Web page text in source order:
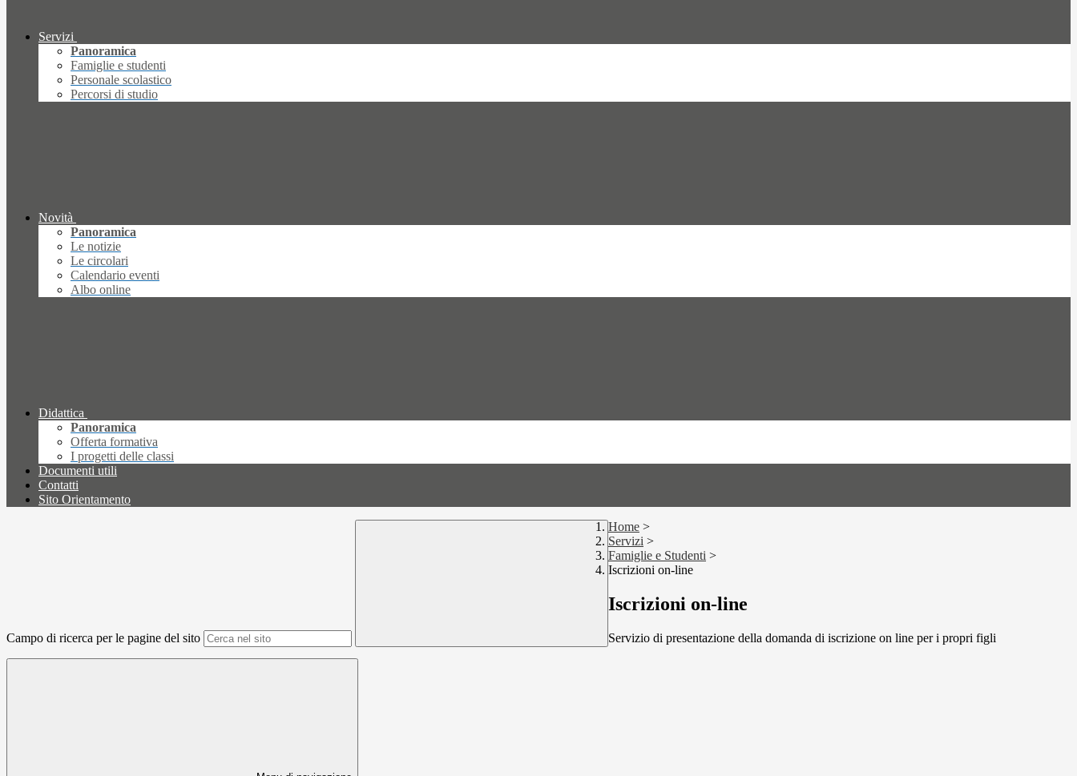
Servizi
Panoramica
Famiglie e studenti
Personale scolastico
Percorsi di studio
Novità
Panoramica
Le notizie
Le circolari
Calendario eventi
Albo online
Didattica
Panoramica
Offerta formativa
I progetti delle classi
Documenti utili
Contatti
Sito Orientamento
Campo di ricerca per le pagine del sito
Home >
Servizi >
Famiglie e Studenti >
Iscrizioni on-line
Iscrizioni on-line
Servizio di presentazione della domanda di iscrizione on line per i propri figli